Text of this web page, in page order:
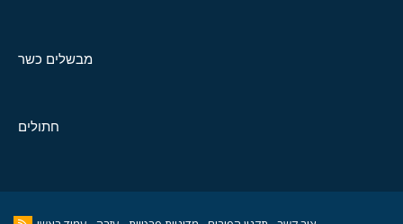
מבשלים כשר
חתולים